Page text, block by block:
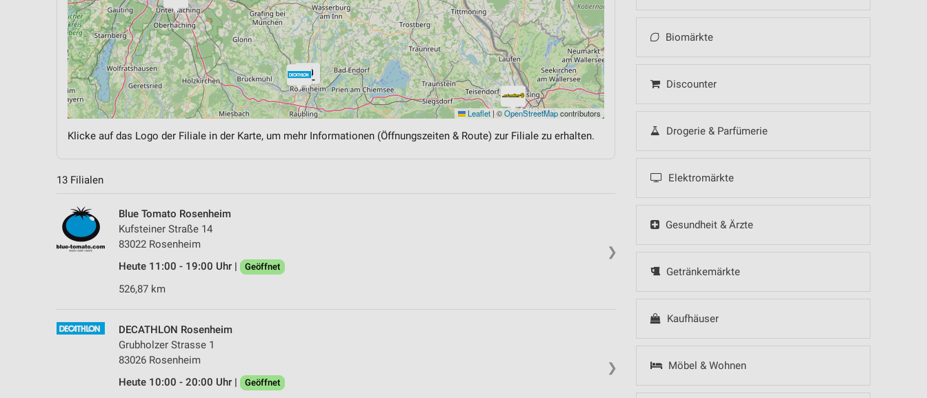
Biomärkte
Discounter
Drogerie & Parfümerie
Elektromärkte
Gesundheit & Ärzte
Getränkemärkte
Kaufhäuser
Möbel & Wohnen
Leaflet | ©OpenStreetMapcontributors
Klicke auf das Logo der Filiale in der Karte, um mehr Informationen (Öffnungszeiten & Route) zur Filiale zu erhalten.
13 Filialen
❯
Blue Tomato Rosenheim
Kufsteiner Straße 14
83022 Rosenheim
Heute 11:00 - 19:00 Uhr |
Geöffnet
526,87 km
❯
DECATHLON Rosenheim
Grubholzer Strasse 1
83026 Rosenheim
Heute 10:00 - 20:00 Uhr |
Geöffnet